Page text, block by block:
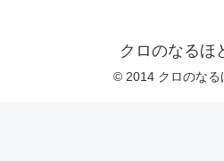
クロのなるほ
© 2014 クロのなる